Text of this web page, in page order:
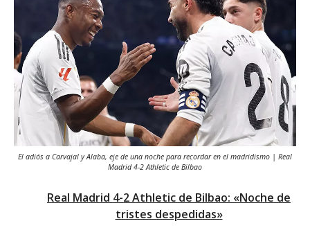
El adiós a Carvajal y Alaba, eje de una noche para recordar en el madridismo | Real
Madrid 4-2 Athletic de Bilbao
Real Madrid 4-2 Athletic de Bilbao: «Noche de
tristes despedidas»